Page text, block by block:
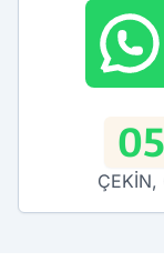
ÇEKİN,